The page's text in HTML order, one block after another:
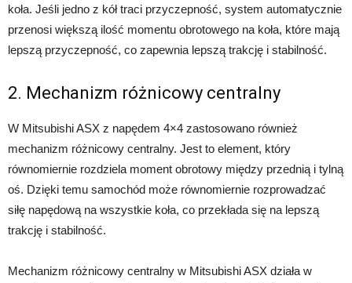
koła. Jeśli jedno z kół traci przyczepność, system automatycznie
przenosi większą ilość momentu obrotowego na koła, które mają
lepszą przyczepność, co zapewnia lepszą trakcję i stabilność.
2. Mechanizm różnicowy centralny
W Mitsubishi ASX z napędem 4×4 zastosowano również
mechanizm różnicowy centralny. Jest to element, który
równomiernie rozdziela moment obrotowy między przednią i tylną
oś. Dzięki temu samochód może równomiernie rozprowadzać
siłę napędową na wszystkie koła, co przekłada się na lepszą
trakcję i stabilność.
Mechanizm różnicowy centralny w Mitsubishi ASX działa w